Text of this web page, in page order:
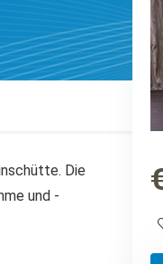
Die
und -